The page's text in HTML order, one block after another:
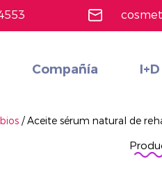
Compañía I+D
/Aceite sérum natural de